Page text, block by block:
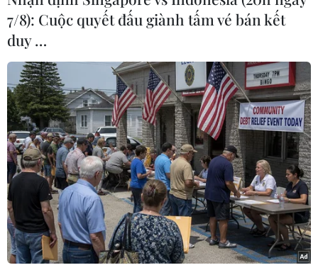
tốp 400 thế giới
25/04/2019 12:04
biệt theo chuẩn quốc tế để mở chương trình đào tạo liên
kết với Đại học Công nghệ Swinburne (Úc).
7/8): Cuộc quyết đấu giành tấm vé bán kết
duy …